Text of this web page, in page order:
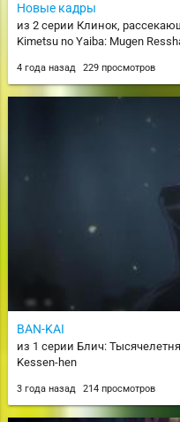
Новые кадры
из 2 серии Клинок,
Kimetsu no Yaiba: Mugen
4 года назад 229 просмотров
BAN-KAI
из 1 серии Блич:
Kessen-hen
3 года назад 214 просмотров